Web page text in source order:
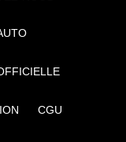
CGU